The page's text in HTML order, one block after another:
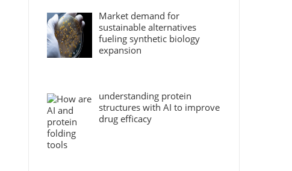
Market demand for
sustainable alternatives
fueling synthetic biology
expansion
understanding protein
structures with AI to improve
drug efficacy